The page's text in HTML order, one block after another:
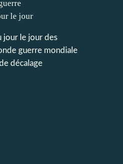
jour le jour des
guerre mondiale
décalage